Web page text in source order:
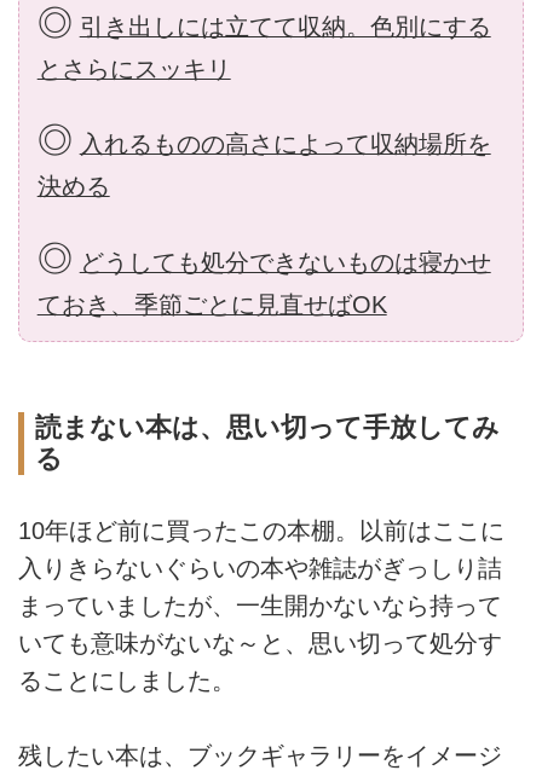
◎ 引き出しには立てて収納。色別にする
とさらにスッキリ
◎ 入れるものの高さによって収納場所を
決める
◎ どうしても処分できないものは寝かせ
ておき、季節ごとに見直せばOK
読まない本は、思い切って手放してみ
る
10年ほど前に買ったこの本棚。以前はここに
入りきらないぐらいの本や雑誌がぎっしり詰
まっていましたが、一生開かないなら持って
いても意味がないな～と、思い切って処分す
ることにしました。
残したい本は、ブックギャラリーをイメージ